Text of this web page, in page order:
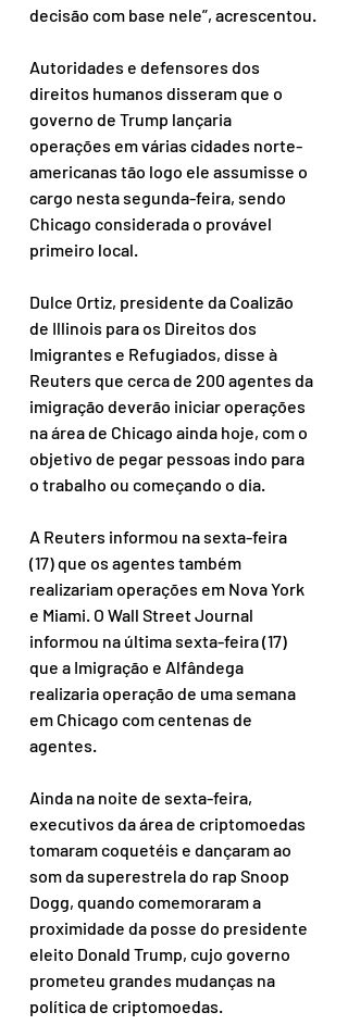
decisão com base nele”, acrescentou.
Autoridades e defensores dos
direitos humanos disseram que o
governo de Trump lançaria
operações em várias cidades norte-
americanas tão logo ele assumisse o
cargo nesta segunda-feira, sendo
Chicago considerada o provável
primeiro local.
Dulce Ortiz, presidente da Coalizão
de Illinois para os Direitos dos
Imigrantes e Refugiados, disse à
Reuters que cerca de 200 agentes da
imigração deverão iniciar operações
na área de Chicago ainda hoje, com o
objetivo de pegar pessoas indo para
o trabalho ou começando o dia.
A Reuters informou na sexta-feira
(17) que os agentes também
realizariam operações em Nova York
e Miami. O Wall Street Journal
informou na última sexta-feira (17)
que a Imigração e Alfândega
realizaria operação de uma semana
em Chicago com centenas de
agentes.
Ainda na noite de sexta-feira,
executivos da área de criptomoedas
tomaram coquetéis e dançaram ao
som da superestrela do rap Snoop
Dogg, quando comemoraram a
proximidade da posse do presidente
eleito Donald Trump, cujo governo
prometeu grandes mudanças na
política de criptomoedas.